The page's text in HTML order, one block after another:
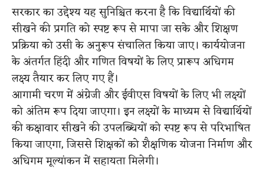
सरकार का उद्देश्य यह सुनिश्चित करना है कि विद्यार्थियों की
सीखने की प्रगति को स्पष्ट रूप से मापा जा सके और शिक्षण
प्रक्रिया को उसी के अनुरूप संचालित किया जाए। कार्ययोजना
के अंतर्गत हिंदी और गणित विषयों के लिए प्रारूप अधिगम
लक्ष्य तैयार कर लिए गए हैं।
आगामी चरण में अंग्रेजी और ईवीएस विषयों के लिए भी लक्ष्यों
को अंतिम रूप दिया जाएगा। इन लक्ष्यों के माध्यम से विद्यार्थियों
की कक्षावार सीखने की उपलब्धियों को स्पष्ट रूप से परिभाषित
किया जाएगा, जिससे शिक्षकों को शैक्षणिक योजना निर्माण और
अधिगम मूल्यांकन में सहायता मिलेगी।